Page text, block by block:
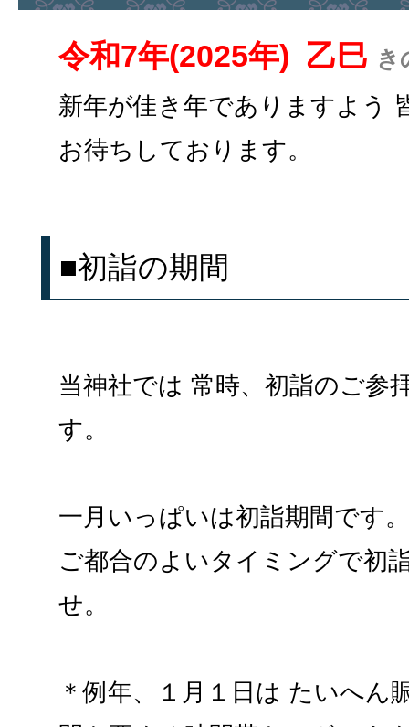
令和7年(2025年) 乙巳 き
新年が佳き年でありますよう
お待ちしております。
■初詣の期間
当神社では 常時、初詣のご参
す。
一月いっぱいは初詣期間です。
ご都合のよいタイミングで初
せ。
＊例年、１月１日は たいへん